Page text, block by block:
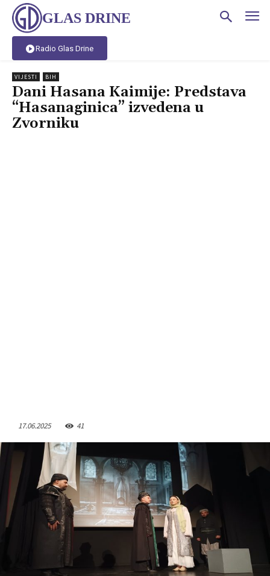
GLAS DRINE
Radio Glas Drine
VIJESTI BIH
Dani Hasana Kaimije: Predstava
“Hasanaginica” izvedena u
Zvorniku
17.06.2025 41